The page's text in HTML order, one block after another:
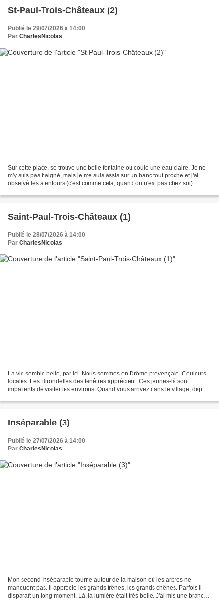
St-Paul-Trois-Châteaux (2)
Publié le 29/07/2026 à 14:00
Par CharlesNicolas
Sur cette place, se trouve une belle fontaine où coule une eau claire. Je ne
m'y suis pas baigné, mais je me suis assis sur un banc tout proche et j'ai
observé les alentours (c'est comme cela, quand on n'est pas chez soi).
Saint-Paul-Trois-Châteaux (1)
Publié le 28/07/2026 à 14:00
Par CharlesNicolas
La vie semble belle, par ici. Nous sommes en Drôme provençale. Couleurs
locales. Les Hirondelles des fenêtres apprécient. Ces jeunes-là sont
impatients de visiter les environs. Quand vous arrivez dans le village, depuis
Inséparable (3)
Publié le 27/07/2026 à 14:00
Par CharlesNicolas
Mon second Inséparable tourne autour de la maison où les arbres ne
manquent pas. Il apprécie les grands frênes, les grands chênes. Parfois il
disparaît un long moment. Là, la lumière était très belle. J'ai mis une branche